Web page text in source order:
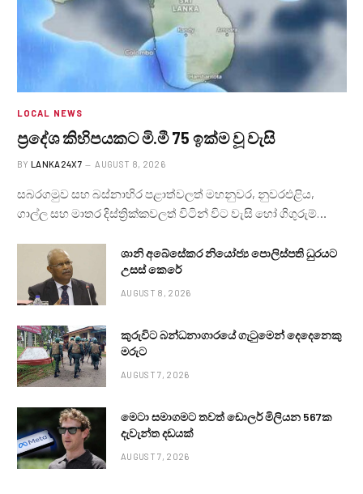
LOCAL NEWS
ප්‍රදේශ කිහිපයකට මි.මී 75 ඉක්ම වූ වැසි
BY LANKA24X7 AUGUST 8, 2026
සබරගමුව සහ බස්නාහිර පළාත්වලත් මහනුවර, නුවරඑළිය,
ගාල්ල සහ මාතර දිස්ත්‍රික්කවලත් විටින් විට වැසි හෝ ගිගුරුම්…
ශානි අබේසේකර නියෝජ්‍ය පොලිස්පති ධුරයට
උසස් කෙරේ
AUGUST 8, 2026
කුරුවිට බන්ධනාගාරයේ ගැටුමෙන් දෙදෙනෙකු
මරුට
AUGUST 7, 2026
මෙටා සමාගමට තවත් ඩොලර් මිලියන 567ක
දැවැන්ත දඩයක්
AUGUST 7, 2026